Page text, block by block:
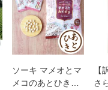
ソーキ マメオとマ
メコのあとひきみ
【
さ